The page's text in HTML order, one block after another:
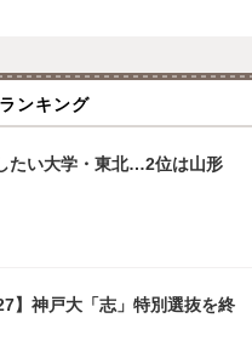
ンキング
たい大学・東北…2位は山形
】神戸大「志」特別選抜を終